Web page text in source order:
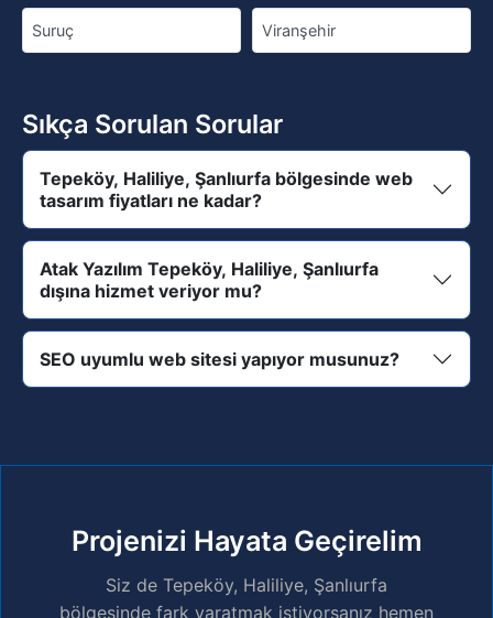
Suruç Viranşehir
Sıkça Sorulan Sorular
Tepeköy, Haliliye, Şanlıurfa bölgesinde web
tasarım fiyatları ne kadar?
Atak Yazılım Tepeköy, Haliliye, Şanlıurfa
dışına hizmet veriyor mu?
SEO uyumlu web sitesi yapıyor musunuz?
Projenizi Hayata Geçirelim
Siz de Tepeköy, Haliliye, Şanlıurfa
bölgesinde fark yaratmak istiyorsanız hemen